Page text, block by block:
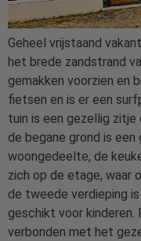
Geheel vrijstaand
het brede zandstrand
gemakken voorzien en
fietsen en is er een
tuin is een gezellig zitje
de begane grond is
woongedeelte, de
zich op de etage, waar
de tweede verdieping
geschikt voor kinderen.
verbonden met het